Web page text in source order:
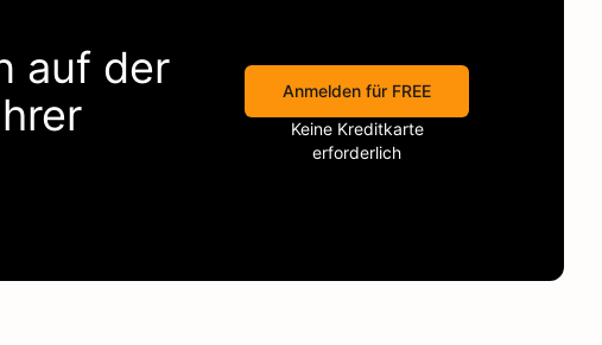
auf der
Anmelden für FREE
Keine Kreditkarte
erforderlich